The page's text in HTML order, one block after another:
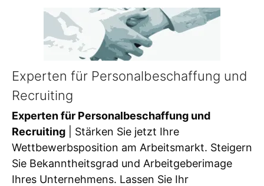
Experten für Personalbeschaffung und
Recruiting
Experten für Personalbeschaffung und
Recruiting | Stärken Sie jetzt Ihre
Wettbewerbsposition am Arbeitsmarkt. Steigern
Sie Bekanntheitsgrad und Arbeitgeberimage
Ihres Unternehmens. Lassen Sie Ihr